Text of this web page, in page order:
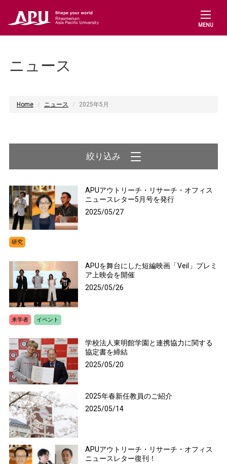
MENU
ニュース
Home ニュース 2025年5月
APUアウトリーチ・リサーチ・オフィス
ニュースレター5月号を発行
2025/05/27
研究
APUを舞台にした短編映画「Veil」プレミ
ア上映会を開催
2025/05/26
来学者 イベント
学校法人東明館学園と連携協力に関する
協定書を締結
2025/05/20
2025年春新任教員のご紹介
2025/05/14
APUアウトリーチ・リサーチ・オフィス
ニュースレター復刊！